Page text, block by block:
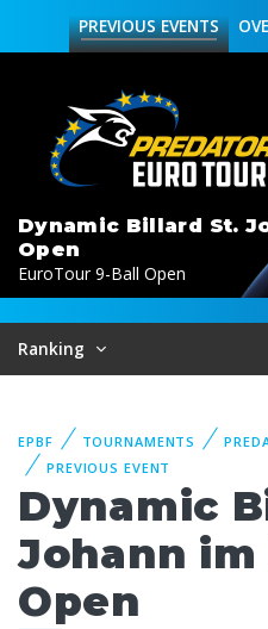
PREVIOUSEVENTS
Dynamic Billard St.
Open
EuroTour 9-Ball Open
Ranking
EPBF TOURNAMENTS
PREVIOUS EVENT
Dynamic
Johann im
Open